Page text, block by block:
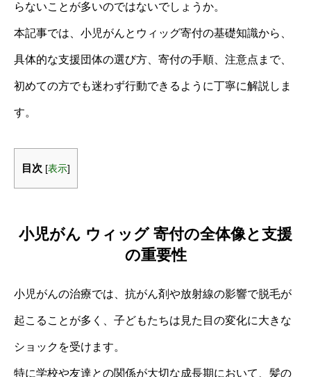
らないことが多いのではないでしょうか。
本記事では、小児がんとウィッグ寄付の基礎知識から、
具体的な支援団体の選び方、寄付の手順、注意点まで、
初めての方でも迷わず行動できるように丁寧に解説しま
す。
目次 [表示]
小児がん ウィッグ 寄付の全体像と支援
の重要性
小児がんの治療では、抗がん剤や放射線の影響で脱毛が
起こることが多く、子どもたちは見た目の変化に大きな
ショックを受けます。
特に学校や友達との関係が大切な成長期において、髪の